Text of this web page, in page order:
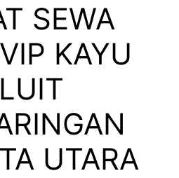
SEWA
KAYU
UTARA